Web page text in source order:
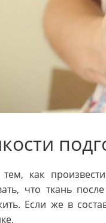
как
что ткань
Если же в